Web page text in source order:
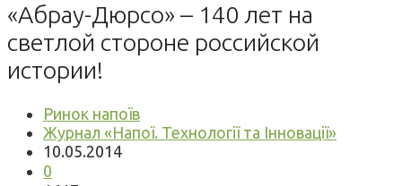
«Абрау-Дюрсо» – 140 лет на
светлой стороне российской
истории!
Ринок напоїв
Журнал «Напої. Технології та Інновації»
10.05.2014
0